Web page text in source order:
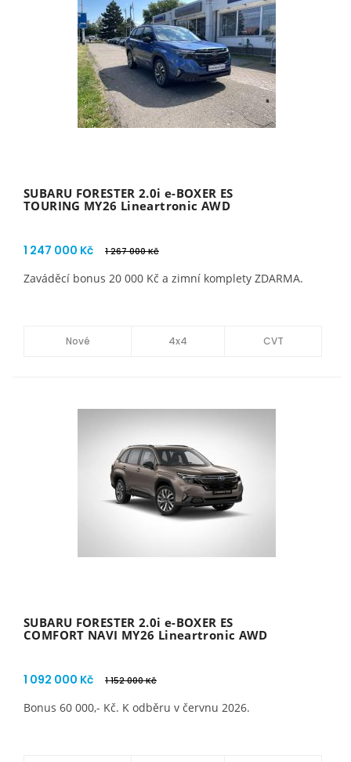
SUBARU FORESTER 2.0i e-BOXER ES
TOURING MY26 Lineartronic AWD
1 247 000 Kč 1 267 000 Kč
Zaváděcí bonus 20 000 Kč a zimní komplety ZDARMA.
Nové 4x4 CVT
SUBARU FORESTER 2.0i e-BOXER ES
COMFORT NAVI MY26 Lineartronic AWD
1 092 000 Kč 1 152 000 Kč
Bonus 60 000,- Kč. K odběru v červnu 2026.